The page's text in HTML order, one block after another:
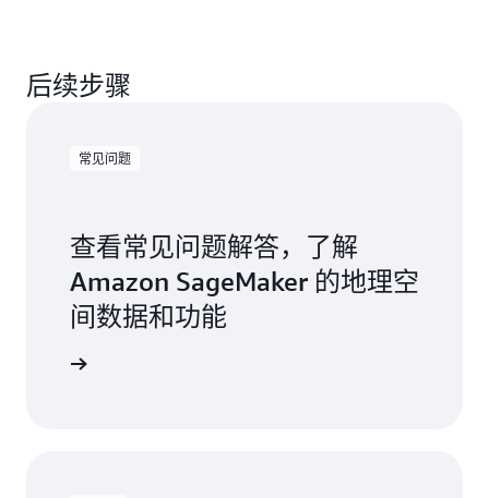
后续步骤
常见问题
查看常见问题解答，了解
Amazon SageMaker 的地理空
间数据和功能